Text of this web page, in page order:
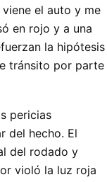
el auto y me
en rojo y a una
la hipótesis
tránsito por parte
pericias
del hecho. El
del rodado y
violó la luz roja